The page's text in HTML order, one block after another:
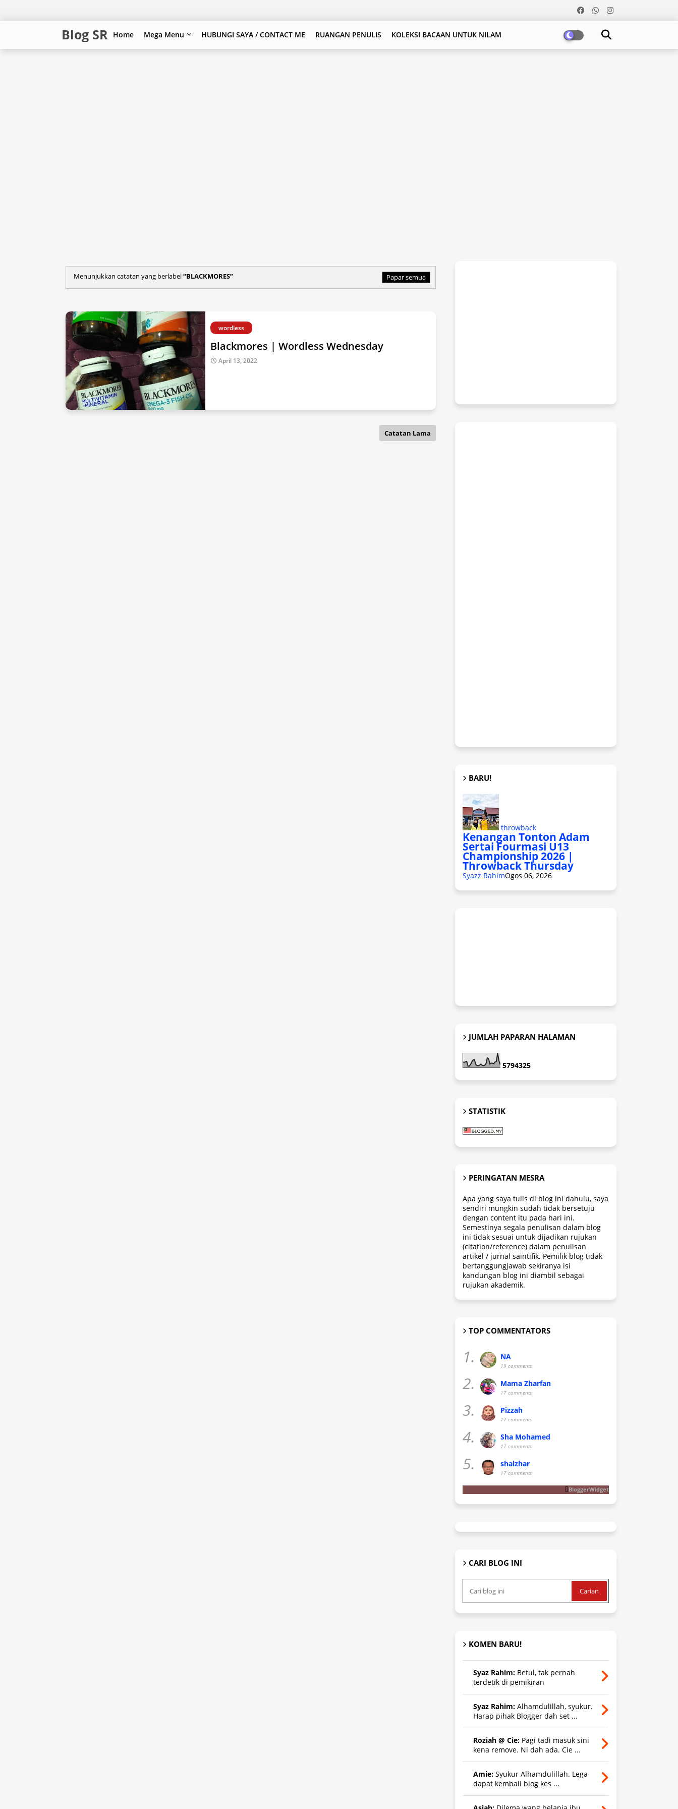
Blog SR Home Mega Menu HUBUNGI SAYA / CONTACT ME RUANGAN PENULIS KOLEKSI BACAAN UNTUK NILAM
Menunjukkan catatan yang berlabel BLACKMORES Papar semua
wordless
Blackmores | Wordless Wednesday
April 13, 2022
Catatan Lama
BARU!
throwback
Kenangan Tonton Adam
Sertai Fourmasi U13
Championship 2026 |
Throwback Thursday
Syazz RahimOgos 06, 2026
JUMLAH PAPARAN HALAMAN
5794325
STATISTIK
PERINGATAN MESRA
Apa yang saya tulis di blog ini dahulu, saya
sendiri mungkin sudah tidak bersetuju
dengan content itu pada hari ini.
Semestinya segala penulisan dalam blog
ini tidak sesuai untuk dijadikan rujukan
(citation/reference) dalam penulisan
artikel / jurnal saintifik. Pemilik blog tidak
bertanggungjawab sekiranya isi
kandungan blog ini diambil sebagai
rujukan akademik.
TOP COMMENTATORS
1. NA
19 comments
2. Mama Zharfan
17 comments
3. Pizzah
17 comments
4. Sha Mohamed
17 comments
5. shaizhar
17 comments
BloggerWidget
CARI BLOG INI
KOMEN BARU!
Syaz Rahim: Betul, tak pernah
terdetik di pemikiran
Syaz Rahim: Alhamdulillah, syukur.
Harap pihak Blogger dah set ...
Roziah @ Cie: Pagi tadi masuk sini
kena remove. Ni dah ada. Cie ...
Amie: Syukur Alhamdulillah. Lega
dapat kembali blog kes ...